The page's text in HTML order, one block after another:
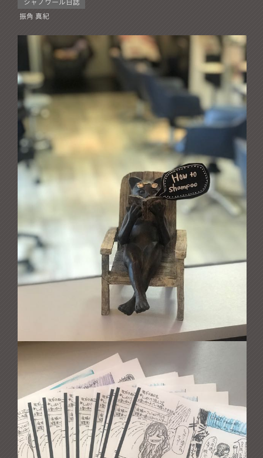
シャノワール日誌
振角 真紀